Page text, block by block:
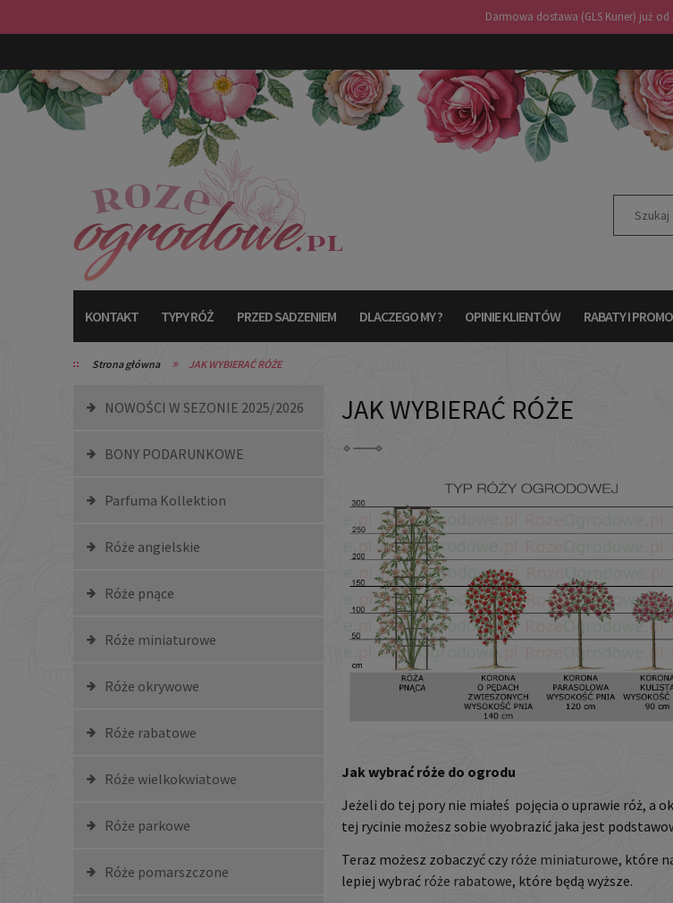
Darmowa dostawa (GLS Kurier) już od
KONTAKT TYPY RÓŻ PRZED SADZENIEM DLACZEGO MY ? OPINIE KLIENTÓW RABATY I
TYPY RÓŻ
Strona główna » JAK WYBIERAĆ RÓŻE
NOWOŚCI W SEZONIE 2025/2026
BONY PODARUNKOWE
Parfuma Kollektion
Róże angielskie
Róże pnące
Róże miniaturowe
Róże okrywowe
Róże rabatowe
Róże wielkokwiatowe
Róże parkowe
Róże pomarszczone
JAK WYBIERAĆ RÓŻE
Jak wybrać róże do ogrodu
Jeżeli do tej pory nie miałeś pojęcia o uprawie róż, a
tej rycinie możesz sobie wyobrazić jaka jest
Teraz możesz zobaczyć czy róże miniaturowe, które
lepiej wybrać róże rabatowe, które będą wyższe.